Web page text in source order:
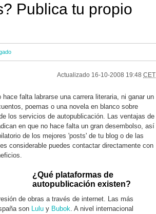
Publica tu propio
Actualizado 16-10-2008 19:48 CET
falta labrarse una carrera literaria, ni ganar un
poemas o una novela en blanco sobre
los servicios de autopublicación. Las ventajas de
en que no hace falta un gran desembolso, así
de los mejores 'posts' de tu blog o de las
considerable puedes contactar directamente con
¿Qué plataformas de
autopublicación existen?
de obras a través de internet. Las más
son Lulu y Bubok. A nivel internacional